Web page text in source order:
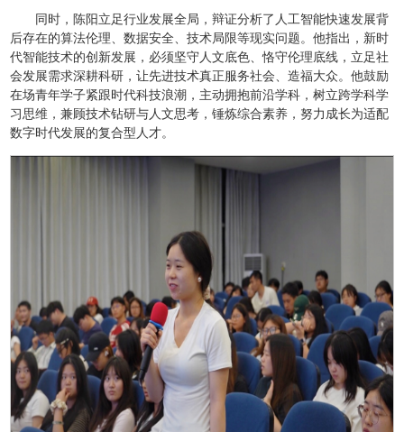
同时，陈阳立足行业发展全局，辩证分析了人工智能快速发展背
后存在的算法伦理、数据安全、技术局限等现实问题。他指出，新时
代智能技术的创新发展，必须坚守人文底色、恪守伦理底线，立足社
会发展需求深耕科研，让先进技术真正服务社会、造福大众。他鼓励
在场青年学子紧跟时代科技浪潮，主动拥抱前沿学科，树立跨学科学
习思维，兼顾技术钻研与人文思考，锤炼综合素养，努力成长为适配
数字时代发展的复合型人才。